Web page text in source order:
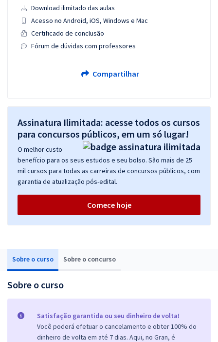
Sobre o curso Sobre o concurso
Sobre o curso
Satisfação garantida ou seu dinheiro de volta!
Você poderá efetuar o cancelamento e obter 100% do
dinheiro de volta em até 7 dias. Aqui, no Gran, é
Download ilimitado das aulas
Acesso no Android, iOS, Windows e Mac
Certificado de conclusão
Fórum de dúvidas com professores
Compartilhar
Assinatura Ilimitada: acesse todos os cursos
para concursos públicos, em um só lugar!
O melhor custo
benefício para os seus estudos e seu bolso. São mais de 25
mil cursos para todas as carreiras de concursos públicos, com
garantia de atualização pós-edital.
Comece hoje